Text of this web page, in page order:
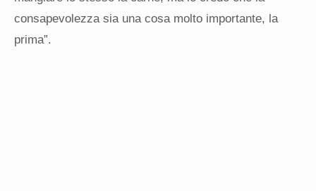
consapevolezza sia una cosa molto importante, la
prima”.